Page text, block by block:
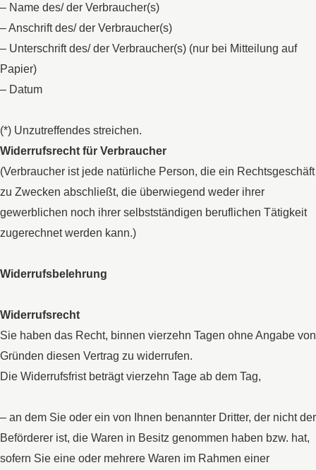
– Name des/ der Verbraucher(s)
– Anschrift des/ der Verbraucher(s)
– Unterschrift des/ der Verbraucher(s) (nur bei Mitteilung auf
Papier)
– Datum
(*) Unzutreffendes streichen.
Widerrufsrecht für Verbraucher
(Verbraucher ist jede natürliche Person, die ein Rechtsgeschäft
zu Zwecken abschließt, die überwiegend weder ihrer
gewerblichen noch ihrer selbstständigen beruflichen Tätigkeit
zugerechnet werden kann.)
Widerrufsbelehrung
Widerrufsrecht
Sie haben das Recht, binnen vierzehn Tagen ohne Angabe von
Gründen diesen Vertrag zu widerrufen.
Die Widerrufsfrist beträgt vierzehn Tage ab dem Tag,
– an dem Sie oder ein von Ihnen benannter Dritter, der nicht der
Beförderer ist, die Waren in Besitz genommen haben bzw. hat,
sofern Sie eine oder mehrere Waren im Rahmen einer